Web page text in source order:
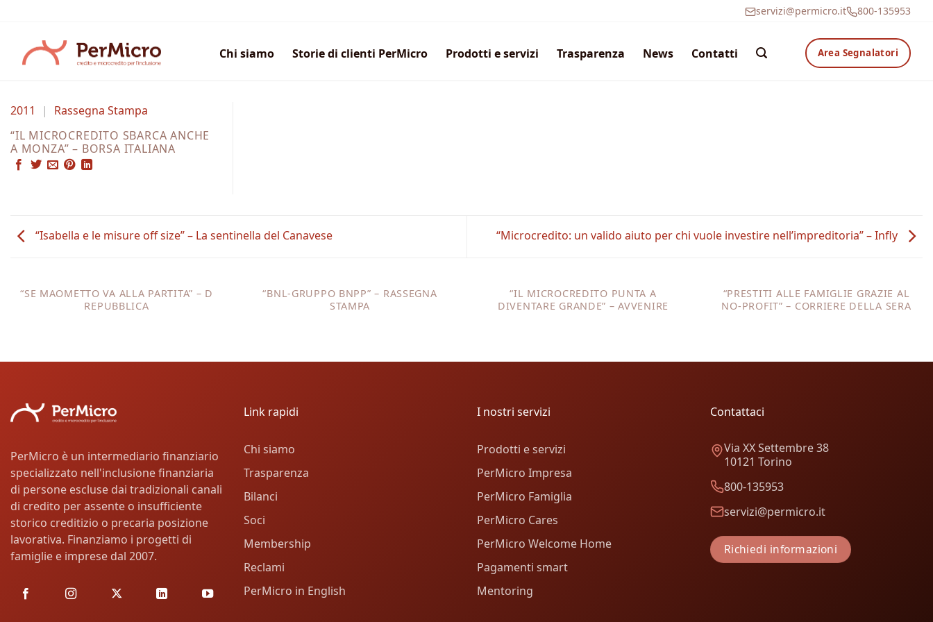
contenuti
servizi@permicro.it 800-135953
Chi siamo Storie di clienti PerMicro Prodotti e servizi Trasparenza News Contatti Area Segnalatori
2011 |
Rassegna Stampa
“IL MICROCREDITO SBARCA ANCHE
A MONZA” – BORSA ITALIANA
“Isabella e le misure off size” – La sentinella del Canavese “Microcredito: un valido aiuto per chi vuole investire nell’impreditoria” – Infly
“SE MAOMETTO VA ALLA PARTITA” – D
REPUBBLICA
“BNL-GRUPPO BNPP” – RASSEGNA
STAMPA
“IL MICROCREDITO PUNTA A
DIVENTARE GRANDE” – AVVENIRE
“PRESTITI ALLE FAMIGLIE GRAZIE AL
NO-PROFIT” – CORRIERE DELLA SERA
PerMicro è un intermediario finanziario
specializzato nell'inclusione finanziaria
di persone escluse dai tradizionali canali
di credito per assente o insufficiente
storico creditizio o precaria posizione
lavorativa. Finanziamo i progetti di
famiglie e imprese dal 2007.
Link rapidi
Chi siamo
Trasparenza
Bilanci
Soci
Membership
Reclami
PerMicro in English
I nostri servizi
Prodotti e servizi
PerMicro Impresa
PerMicro Famiglia
PerMicro Cares
PerMicro Welcome Home
Pagamenti smart
Mentoring
Contattaci
Via XX Settembre 38
10121 Torino
800-135953
servizi@permicro.it
Richiedi informazioni